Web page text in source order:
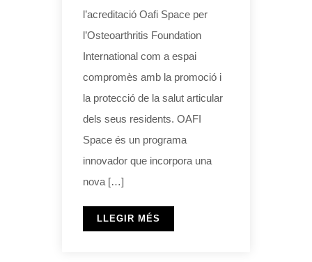
l’acreditació Oafi Space per
l’Osteoarthritis Foundation
International com a espai
compromès amb la promoció i
la protecció de la salut articular
dels seus residents. OAFI
Space és un programa
innovador que incorpora una
nova […]
LLEGIR MÉS